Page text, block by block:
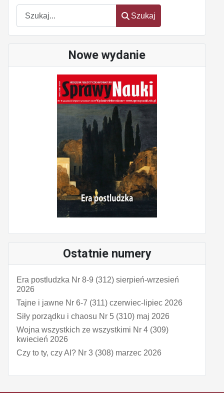
Szukaj
Szukaj
Nowe wydanie
Ostatnie numery
Era postludzka Nr 8-9 (312) sierpień-wrzesień
2026
Tajne i jawne Nr 6-7 (311) czerwiec-lipiec 2026
Siły porządku i chaosu Nr 5 (310) maj 2026
Wojna wszystkich ze wszystkimi Nr 4 (309)
kwiecień 2026
Czy to ty, czy AI? Nr 3 (308) marzec 2026